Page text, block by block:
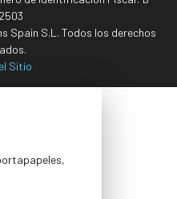
Spain S.L. Todos los derechos
Sitio